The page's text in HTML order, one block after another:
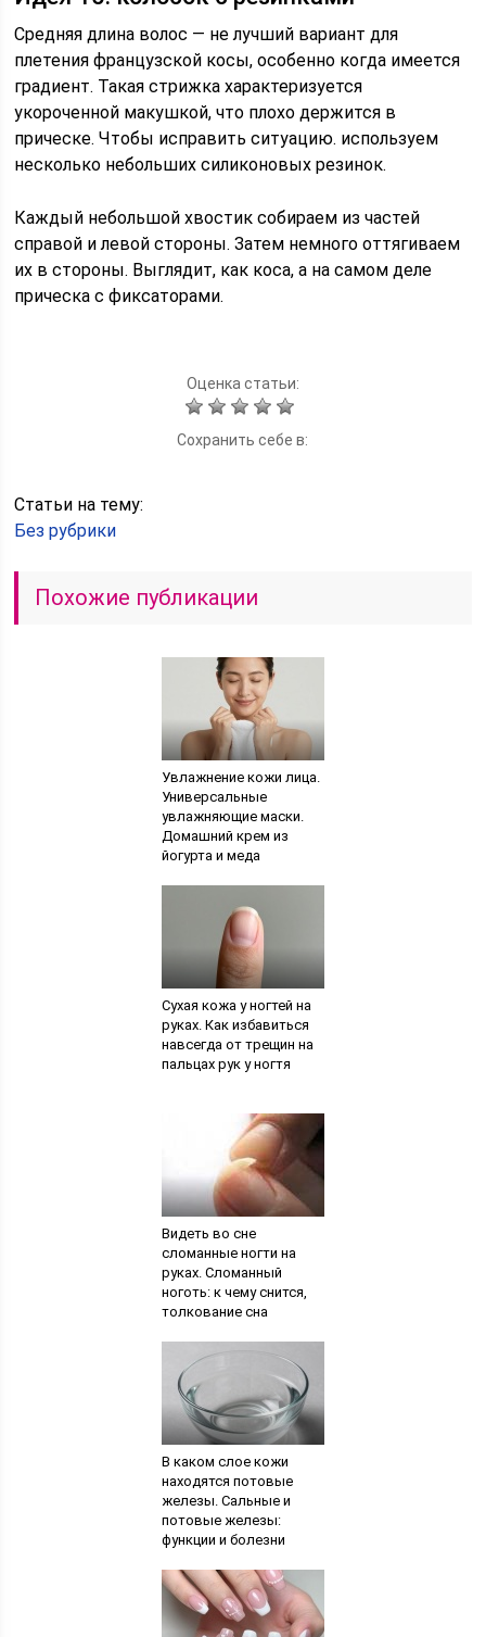
Средняя длина волос — не лучший вариант для
плетения французской косы, особенно когда имеется
градиент. Такая стрижка характеризуется
укороченной макушкой, что плохо держится в
прическе. Чтобы исправить ситуацию. используем
несколько небольших силиконовых резинок.
Каждый небольшой хвостик собираем из частей
справой и левой стороны. Затем немного оттягиваем
их в стороны. Выглядит, как коса, а на самом деле
прическа с фиксаторами.
Оценка статьи:
Сохранить себе в:
Статьи на тему:
Без рубрики
Похожие публикации
Увлажнение кожи лица.
Универсальные
увлажняющие маски.
Домашний крем из
йогурта и меда
Сухая кожа у ногтей на
руках. Как избавиться
навсегда от трещин на
пальцах рук у ногтя
Видеть во сне
сломанные ногти на
руках. Сломанный
ноготь: к чему снится,
толкование сна
В каком слое кожи
находятся потовые
железы. Сальные и
потовые железы:
функции и болезни